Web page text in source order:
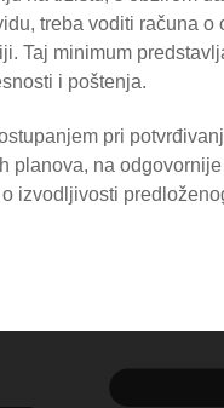
treba voditi računa o
Taj minimum
i poštenja.
pri
planova, na
izvodljivosti